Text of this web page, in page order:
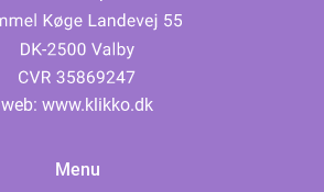
web: www.klikko.dk
Menu